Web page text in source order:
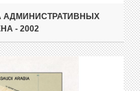
АДМИНИСТРАТИВНЫХ
- 2002